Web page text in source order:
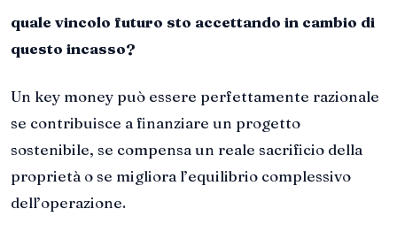
quale vincolo futuro sto accettando in cambio di
questo incasso?
Un key money può essere perfettamente razionale
se contribuisce a finanziare un progetto
sostenibile, se compensa un reale sacrificio della
proprietà o se migliora l’equilibrio complessivo
dell’operazione.